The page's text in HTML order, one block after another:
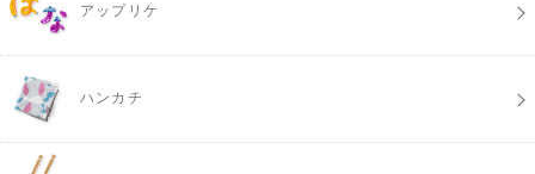
アップリケ
ハンカチ